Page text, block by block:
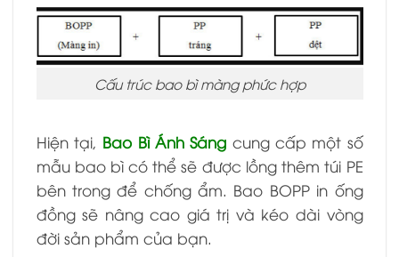
Cấu trúc bao bì màng phức hợp
Hiện tại, Bao Bì Ánh Sáng cung cấp một số
mẫu bao bì có thể sẽ được lồng thêm túi PE
bên trong để chống ẩm. Bao BOPP in ống
đồng sẽ nâng cao giá trị và kéo dài vòng
đời sản phẩm của bạn.